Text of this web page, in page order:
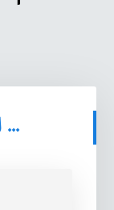
المنشورات ذات الصلة ...